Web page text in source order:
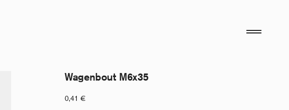
Wagenbout M6x35
0,41 €